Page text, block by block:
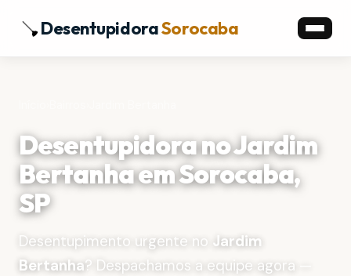
DesentupidoraSorocaba
Desentupidora no Jardim
Bertanha em Sorocaba,
SP
Desentupimento urgente no Jardim
Bertanha? Despachamos a equipe agora —